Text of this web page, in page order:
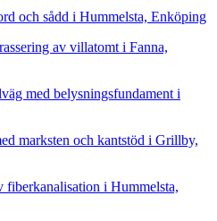
och sådd i Hummelsta, Enköping
av villatomt i Fanna,
med belysningsfundament i
marksten och kantstöd i Grillby,
i Hummelsta,